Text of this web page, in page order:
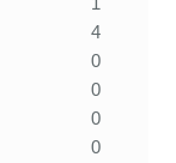
4
0
0
0
0